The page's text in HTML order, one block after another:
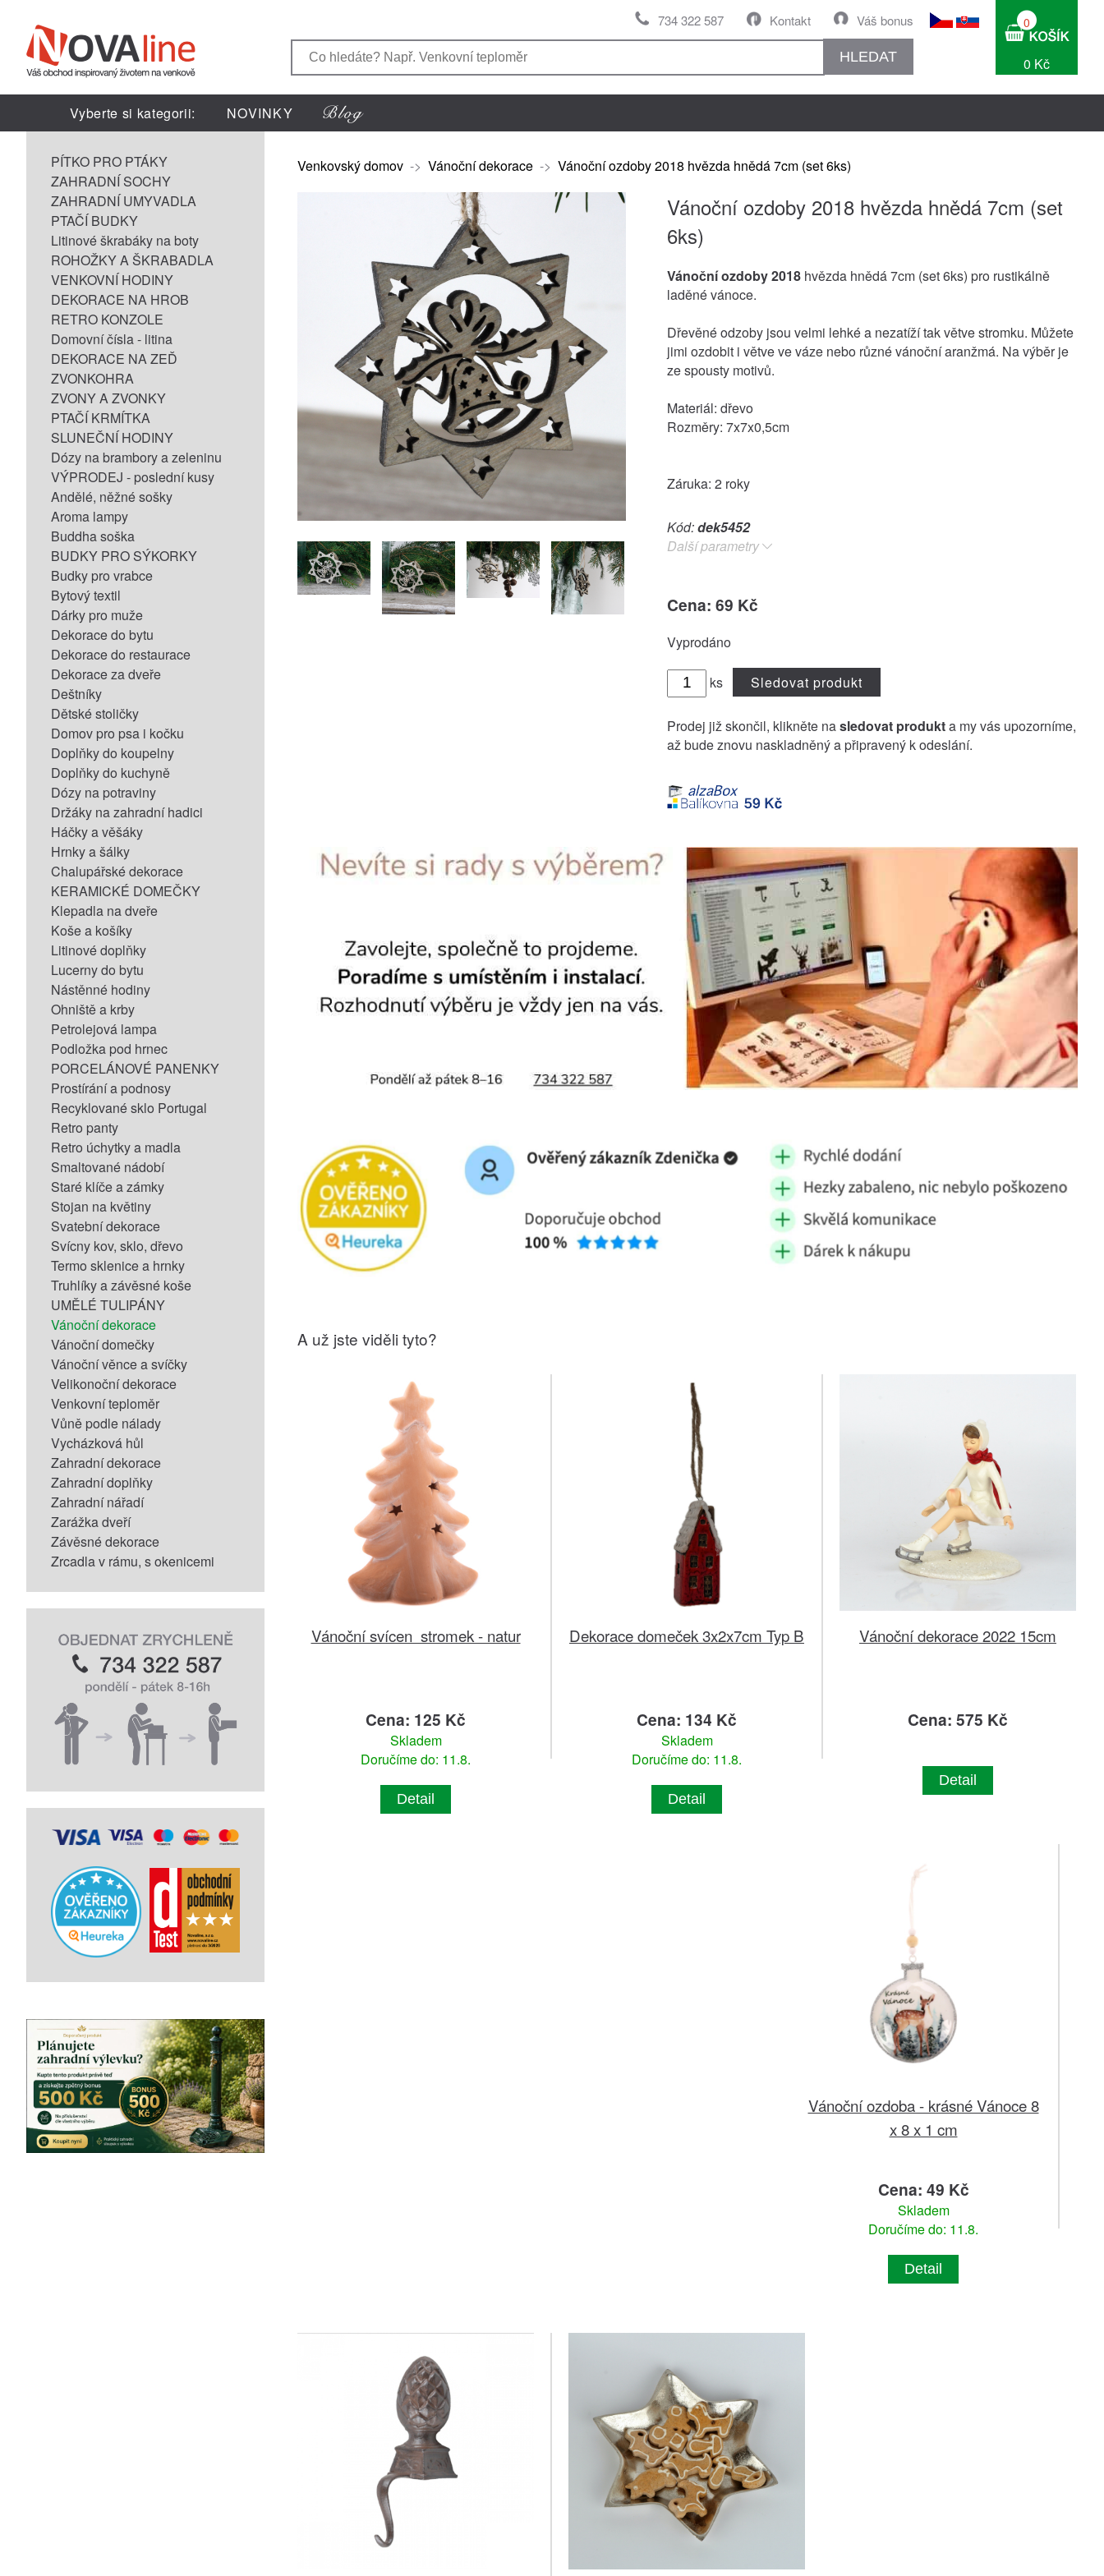
Váš bonus
Kontakt
734 322 587
HLEDAT
0
0 Kč
Vyberte si kategorii: NOVINKY
PÍTKO PRO PTÁKY
ZAHRADNÍ SOCHY
ZAHRADNÍ UMYVADLA
PTAČÍ BUDKY
Litinové škrabáky na boty
ROHOŽKY A ŠKRABADLA
VENKOVNÍ HODINY
DEKORACE NA HROB
RETRO KONZOLE
Domovní čísla - litina
DEKORACE NA ZEĎ
ZVONKOHRA
ZVONY A ZVONKY
PTAČÍ KRMÍTKA
SLUNEČNÍ HODINY
Dózy na brambory a zeleninu
VÝPRODEJ - poslední kusy
Andělé, něžné sošky
Aroma lampy
Buddha soška
BUDKY PRO SÝKORKY
Budky pro vrabce
Bytový textil
Dárky pro muže
Dekorace do bytu
Dekorace do restaurace
Dekorace za dveře
Deštníky
Dětské stoličky
Domov pro psa i kočku
Doplňky do koupelny
Doplňky do kuchyně
Dózy na potraviny
Držáky na zahradní hadici
Háčky a věšáky
Hrnky a šálky
Chalupářské dekorace
KERAMICKÉ DOMEČKY
Klepadla na dveře
Koše a košíky
Litinové doplňky
Lucerny do bytu
Nástěnné hodiny
Ohniště a krby
Petrolejová lampa
Podložka pod hrnec
PORCELÁNOVÉ PANENKY
Prostírání a podnosy
Recyklované sklo Portugal
Retro panty
Retro úchytky a madla
Smaltované nádobí
Staré klíče a zámky
Stojan na květiny
Svatební dekorace
Svícny kov, sklo, dřevo
Termo sklenice a hrnky
Truhlíky a závěsné koše
UMĚLÉ TULIPÁNY
Vánoční dekorace
Vánoční domečky
Vánoční věnce a svíčky
Velikonoční dekorace
Venkovní teploměr
Vůně podle nálady
Vycházková hůl
Zahradní dekorace
Zahradní doplňky
Zahradní nářadí
Zarážka dveří
Závěsné dekorace
Zrcadla v rámu, s okenicemi
Venkovský domov -> Vánoční dekorace -> Vánoční ozdoby 2018 hvězda hnědá 7cm (set 6ks)
Vánoční ozdoby 2018 hvězda hnědá 7cm (set
6ks)
Vánoční ozdoby 2018 hvězda hnědá 7cm (set 6ks) pro rustikálně
laděné vánoce.
Dřevěné odzoby jsou velmi lehké a nezatíží tak větve stromku. Můžete
jimi ozdobit i větve ve váze nebo různé vánoční aranžmá. Na výběr je
ze spousty motivů.
Materiál: dřevo
Rozměry: 7x7x0,5cm
Záruka: 2 roky
Kód:dek5452
Další parametry
Cena: 69 Kč
Vyprodáno
ks Sledovat produkt
Prodej již skončil, klikněte nasledovat produkta my vás upozorníme,
až bude znovu naskladněný a připravený k odeslání.
A už jste viděli tyto?
Vánoční svícen stromek - natur
Cena: 125 Kč
Skladem
Doručíme do: 11.8.
Detail
Dekorace domeček 3x2x7cm Typ B
Cena: 134 Kč
Skladem
Doručíme do: 11.8.
Detail
Vánoční dekorace 2022 15cm
Cena: 575 Kč
Detail
Vánoční ozdoba - krásné Vánoce 8
x 8 x 1 cm
Cena: 49 Kč
Skladem
Doručíme do: 11.8.
Detail